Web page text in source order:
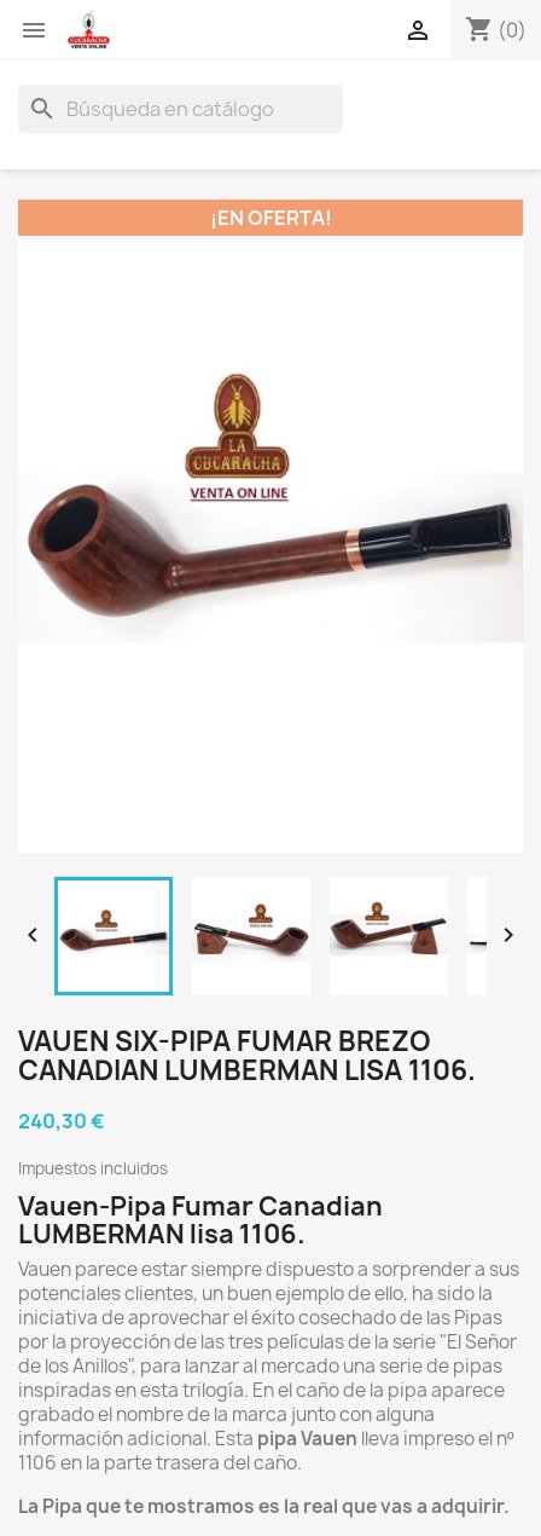
 shopping_cart (0)

search
¡EN OFERTA!
 
VAUEN SIX-PIPA FUMAR BREZO
CANADIAN LUMBERMAN LISA 1106.
240,30 €
Impuestos incluidos
Vauen-Pipa Fumar Canadian
LUMBERMAN lisa 1106.
Vauen parece estar siempre dispuesto a sorprender a sus
potenciales clientes, un buen ejemplo de ello, ha sido la
iniciativa de aprovechar el éxito cosechado de las Pipas
por la proyección de las tres películas de la serie "El Señor
de los Anillos", para lanzar al mercado una serie de pipas
inspiradas en esta trilogía. En el caño de la pipa aparece
grabado el nombre de la marca junto con alguna
información adicional. Esta pipa Vauen lleva impreso el nº
1106 en la parte trasera del caño.
La Pipa que te mostramos es la real que vas a adquirir.